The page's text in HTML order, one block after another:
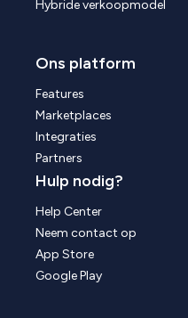
Hybride verkoopmodel
Ons platform
Features
Marketplaces
Integraties
Partners
Hulp nodig?
Help Center
Neem contact op
App Store
Google Play